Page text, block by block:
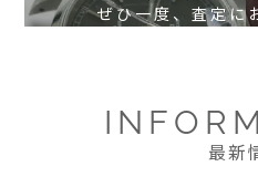
ぜひ一度、査定に
最新